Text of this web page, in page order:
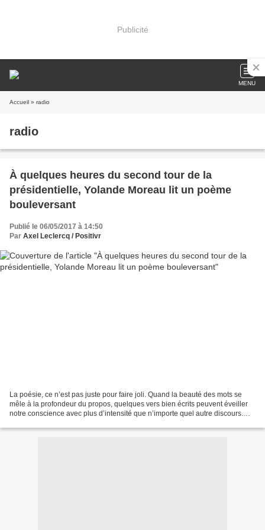
Publicité
MENU
Accueil » radio
radio
À quelques heures du second tour de la
présidentielle, Yolande Moreau lit un poème
bouleversant
Publié le 06/05/2017 à 14:50
Par Axel Leclercq / Positivr
La poésie, ce n’est pas juste pour faire joli. Quand la beauté des mots se
mêle à la profondeur du propos, quelques vers bien écrits peuvent éveiller
notre conscience avec plus d’intensité que n’importe quel autre discours.